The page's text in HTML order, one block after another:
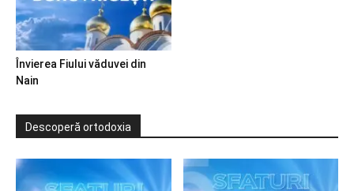
Învierea Fiului văduvei din
Nain
Descoperă ortodoxia